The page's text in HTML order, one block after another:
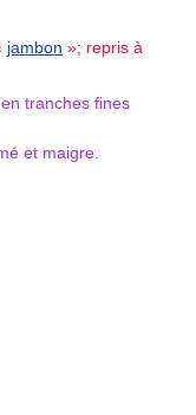
jambon »; repris à
tranches fines
et maigre.